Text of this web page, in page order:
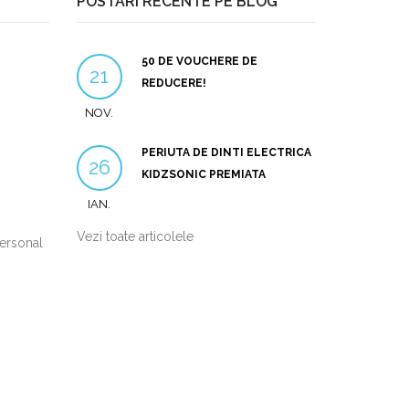
21
NOV.
50 DE VOUCHERE DE
REDUCERE!
26
IAN.
PERIUTA DE DINTI ELECTRICA
KIDZSONIC PREMIATA
Vezi toate articolele